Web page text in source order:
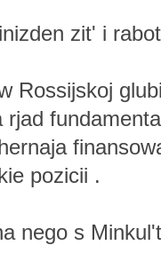
zit' i
Rossijskoj
rjad
pozicii .
nego s